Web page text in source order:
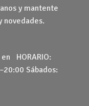
y mantente
novedades.
HORARIO:
Sábados: